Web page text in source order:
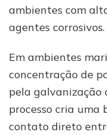
ambientes com
agentes corrosivos.
Em ambientes
concentração de
pela galvanização
processo cria uma
contato direto